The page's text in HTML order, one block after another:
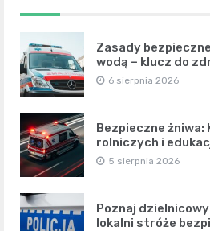
Zasady
wodą – klucz do
6 sierpnia 2026
Bezpieczne
rolniczych i
5 sierpnia 2026
Poznaj
lokalni stróże